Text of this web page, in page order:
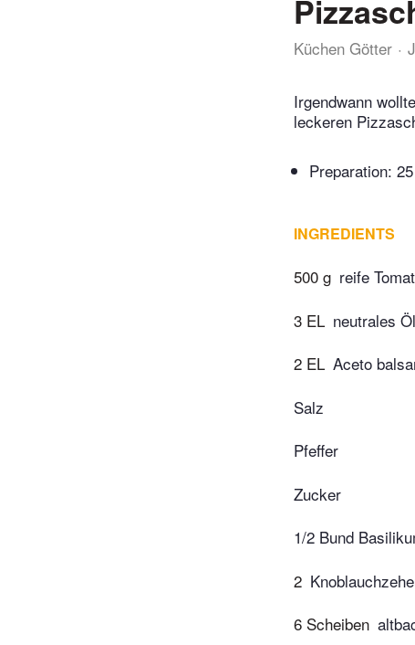
Küchen Götter
Irgendwann
leckeren
Preparation:
INGREDIENTS
500 g reife
3 EL neutrales Öl
2 EL Aceto
Salz
Pfeffer
Zucker
1/2 Bund
2
6 Scheiben